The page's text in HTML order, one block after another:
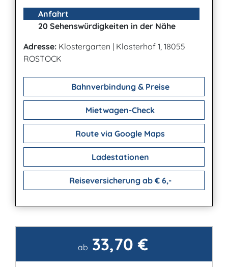
Anfahrt
20 Sehenswürdigkeiten in der Nähe
Adresse: Klostergarten | Klosterhof 1, 18055
ROSTOCK
Bahnverbindung & Preise
Mietwagen-Check
Route via Google Maps
Ladestationen
Reiseversicherung ab € 6,-
ab 33,70 €